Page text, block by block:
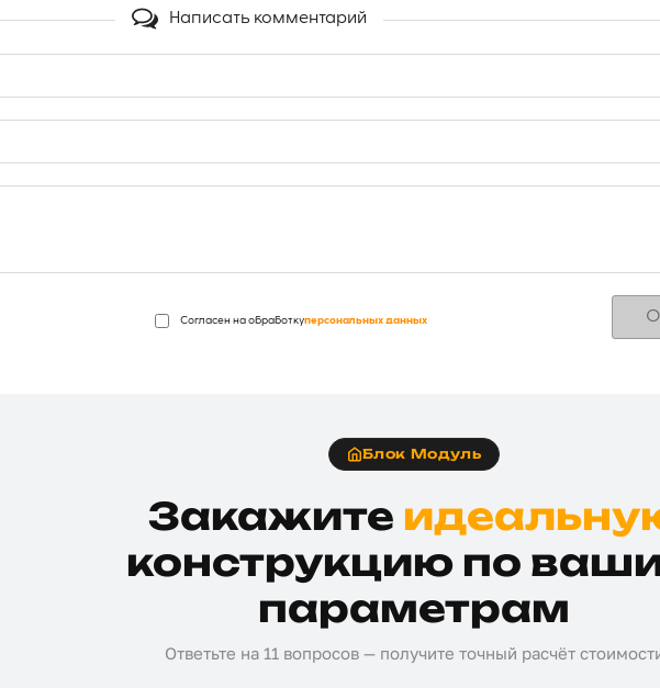
Написать комментарий
Согласен на обработкуперсональных данных
Блок Модуль
Закажите
конструкцию по
параметрам
Ответьте на 11 вопросов — получите точный расчёт